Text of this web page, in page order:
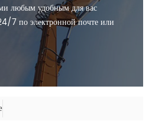
любым удобным для вас
7 по электронной почте или